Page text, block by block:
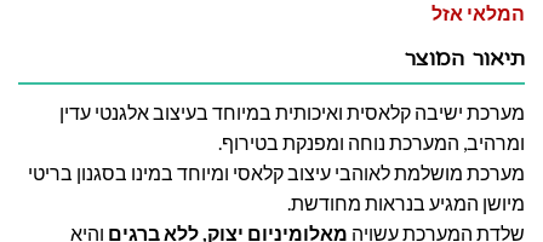
המלאי אזל
תיאור המוצר
מערכת ישיבה קלאסית ואיכותית במיוחד בעיצוב אלגנטי עדין
ומרהיב, המערכת נוחה ומפנקת בטירוף.
מערכת מושלמת לאוהבי עיצוב קלאסי ומיוחד במינו בסגנון בריטי
מיושן המגיע בנראות מחודשת.
שלדת המערכת עשויה מאלומיניום יצוק, ללא ברגים והיא